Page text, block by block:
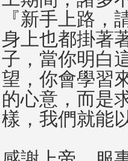
『新手上路，
身上也都掛著
子，當你明白
望，你會學習
的心意，而是
樣，我們就能